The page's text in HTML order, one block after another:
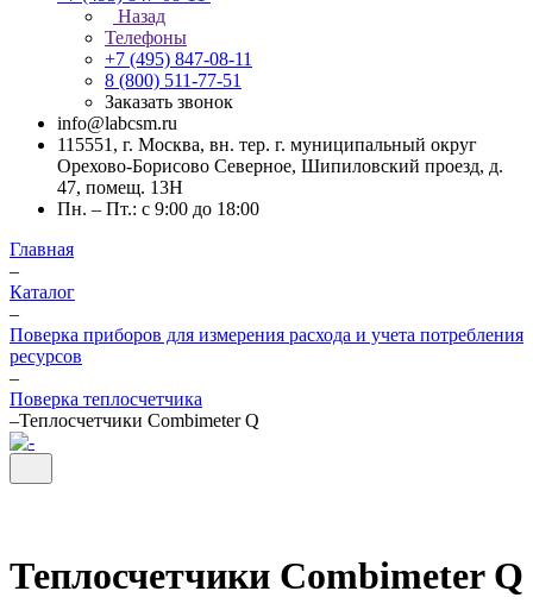
Назад
Телефоны
+7 (495) 847-08-11
8 (800) 511-77-51
Заказать звонок
info@labcsm.ru
115551, г. Москва, вн. тер. г. муниципальный округ
Орехово-Борисово Северное, Шипиловский проезд, д.
47, помещ. 13Н
Пн. – Пт.: с 9:00 до 18:00
Главная
–
Каталог
–
Поверка приборов для измерения расхода и учета потребления
ресурсов
–
Поверка теплосчетчика
–Теплосчетчики Combimeter Q
Теплосчетчики Combimeter Q